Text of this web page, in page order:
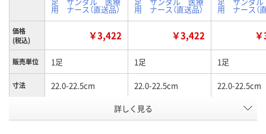
用 ナース（直送品） 用 ナース（直送品） 用 ナース（
価格
(税込)
￥3,422 ￥3,422
販売単位 1足 1足 1足
寸法 22.0-22.5cm 22.0-22.5cm 22.0-22.5cm
ブラック ホワイト
詳しく見る